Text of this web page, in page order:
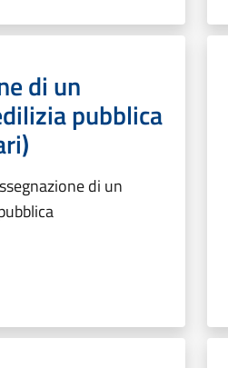
di un
pubblica
di un